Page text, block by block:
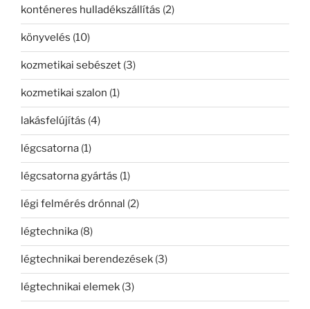
konténeres hulladékszállítás (2)
könyvelés (10)
kozmetikai sebészet (3)
kozmetikai szalon (1)
lakásfelújítás (4)
légcsatorna (1)
légcsatorna gyártás (1)
légi felmérés drónnal (2)
légtechnika (8)
légtechnikai berendezések (3)
légtechnikai elemek (3)